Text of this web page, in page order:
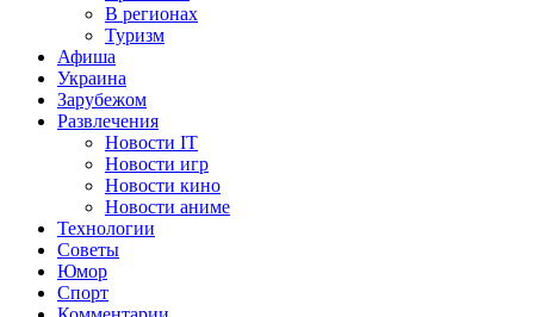
В регионах
Туризм
Афиша
Украина
Зарубежом
Развлечения
Новости IT
Новости игр
Новости кино
Новости аниме
Технологии
Советы
Юмор
Спорт